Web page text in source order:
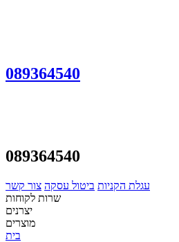
089364540
089364540
עגלת הקניות ביטול עסקה צור קשר
שרות לקוחות
יצרנים
מוצרים
בית